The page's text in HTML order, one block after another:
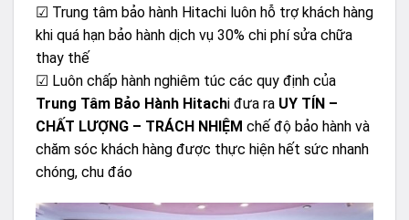
☑ Trung tâm bảo hành Hitachi luôn hỗ trợ khách hàng
khi quá hạn bảo hành dịch vụ 30% chi phí sửa chữa
thay thế
☑ Luôn chấp hành nghiêm túc các quy định của
Trung Tâm Bảo Hành Hitachi đưa ra UY TÍN –
CHẤT LƯỢNG – TRÁCH NHIỆM chế độ bảo hành và
chăm sóc khách hàng được thực hiện hết sức nhanh
chóng, chu đáo